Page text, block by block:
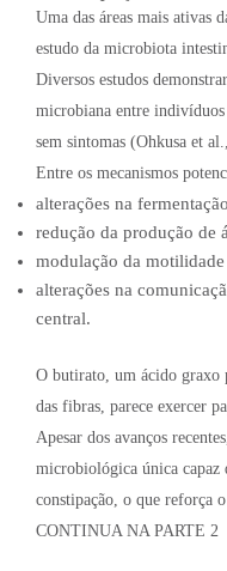
Uma das áreas mais ativas
estudo da microbiota
Diversos estudos
microbiana entre
sem sintomas (Ohkusa et
Entre os mecanismos
alterações na
redução da produção de
modulação da
alterações na
central.
O butirato, um ácido graxo
das fibras, parece exercer
Apesar dos avanços
microbiológica única capaz
constipação, o que reforça
CONTINUA NA PARTE 2